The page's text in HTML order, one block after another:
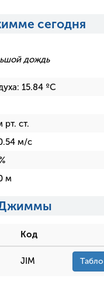
сегодня
дождь
15.84 ºC
рт. ст.
м/с
м
Код
JIM Табло